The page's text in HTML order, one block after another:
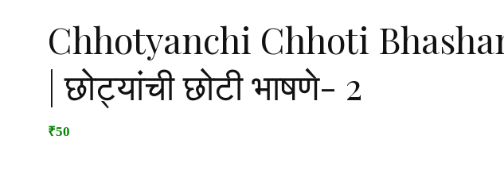
Chhotyanchi Chhoti
| छोट्यांची छोटी भाषणे- 2
₹50